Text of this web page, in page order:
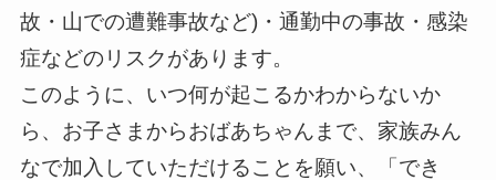
故・山での遭難事故など)・通勤中の事故・感染
症などのリスクがあります。
このように、いつ何が起こるかわからないか
ら、お子さまからおばあちゃんまで、家族みん
なで加入していただけることを願い、「でき